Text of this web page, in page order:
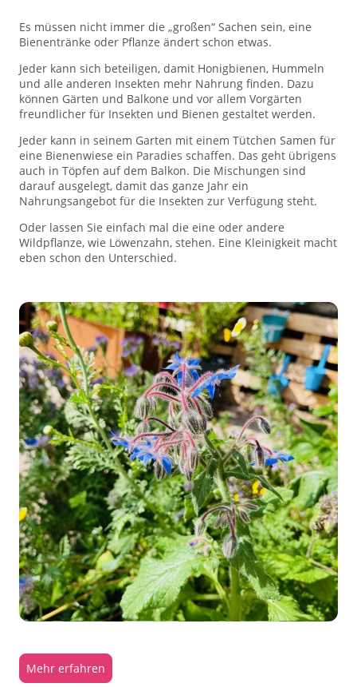
Es müssen nicht immer die „großen“ Sachen sein, eine
Bienentränke oder Pflanze ändert schon etwas.
Jeder kann sich beteiligen, damit Honigbienen, Hummeln
und alle anderen Insekten mehr Nahrung finden. Dazu
können Gärten und Balkone und vor allem Vorgärten
freundlicher für Insekten und Bienen gestaltet werden.
Jeder kann in seinem Garten mit einem Tütchen Samen für
eine Bienenwiese ein Paradies schaffen. Das geht übrigens
auch in Töpfen auf dem Balkon. Die Mischungen sind
darauf ausgelegt, damit das ganze Jahr ein
Nahrungsangebot für die Insekten zur Verfügung steht.
Oder lassen Sie einfach mal die eine oder andere
Wildpflanze, wie Löwenzahn, stehen. Eine Kleinigkeit macht
eben schon den Unterschied.
Mehr erfahren